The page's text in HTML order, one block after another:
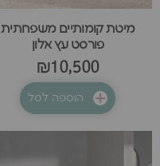
מיטת קומותיים משפחתית
פורסט עץ אלון
₪10,500
הוספה לסל